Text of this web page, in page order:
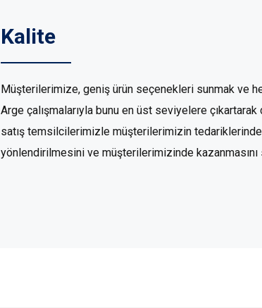
Kalite
Müşterilerimize, geniş ürün seçenekleri sunmak ve
Arge çalışmalarıyla bunu en üst seviyelere
satış temsilcilerimizle müşterilerimizin
yönlendirilmesini ve müşterilerimizinde kazanmasını